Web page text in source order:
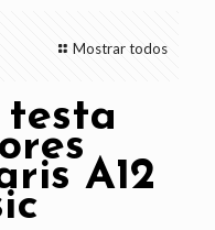
Mostrar todos
A12